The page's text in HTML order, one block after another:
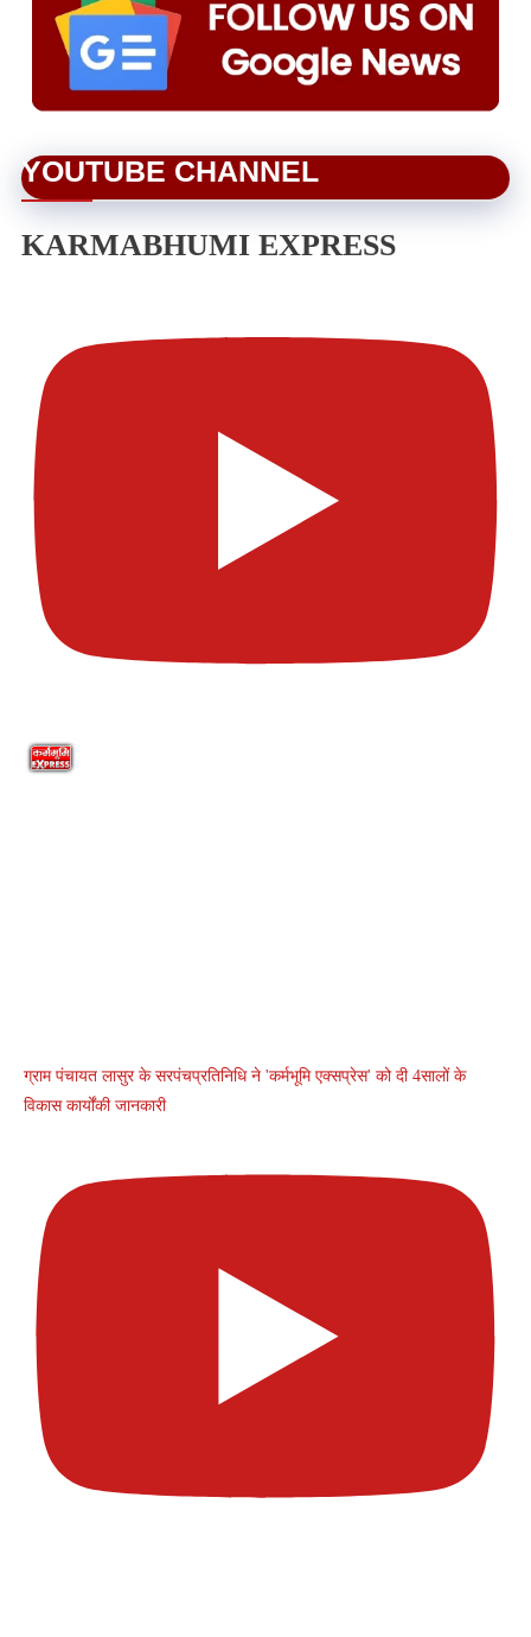
YOUTUBE CHANNEL
KARMABHUMI EXPRESS
ग्राम पंचायत लासुर के सरपंचप्रतिनिधि ने 'कर्मभूमि एक्सप्रेस' को दी 4सालों के
विकास कार्योंकी जानकारी